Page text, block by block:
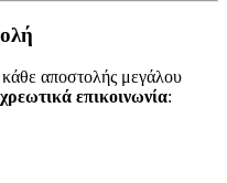
αποστολής μεγάλου
επικοινωνία: